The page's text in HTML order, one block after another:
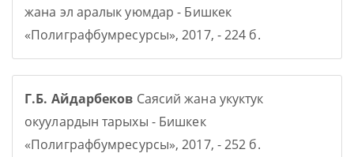
жана эл аралык уюмдар - Бишкек
«Полиграфбумресурсы», 2017, - 224 б.
Г.Б. Айдарбеков Саясий жана укуктук
окуулардын тарыхы - Бишкек
«Полиграфбумресурсы», 2017, - 252 б.